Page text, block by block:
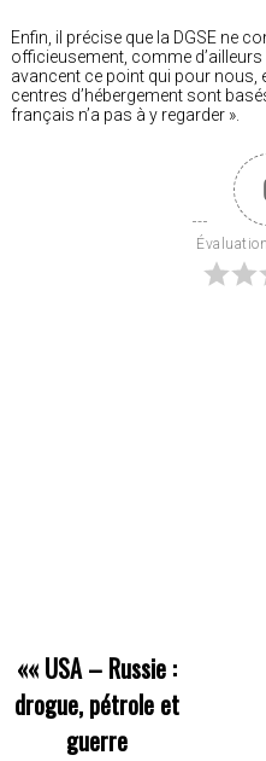
Enfin, il précise que la DGSE ne
officieusement, comme d’ailleurs
avancent ce point qui pour nous,
centres d’hébergement sont
français n’a pas à y regarder ».
«« USA – Russie :
drogue, pétrole et
guerre